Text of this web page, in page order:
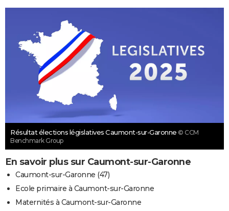
Résultat élections législatives Caumont-sur-Garonne © CCM
Benchmark Group
En savoir plus sur Caumont-sur-Garonne
Caumont-sur-Garonne (47)
Ecole primaire à Caumont-sur-Garonne
Maternités à Caumont-sur-Garonne